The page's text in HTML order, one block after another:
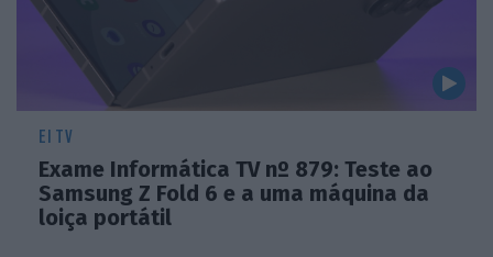
EI TV
Exame Informática TV nº 879: Teste ao
Samsung Z Fold 6 e a uma máquina da
loiça portátil